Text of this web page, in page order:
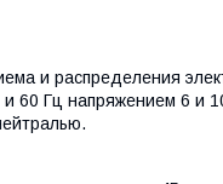
и распределения
60 Гц напряжением 6 и